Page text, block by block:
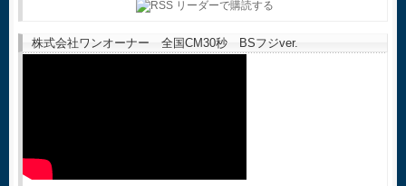
株式会社ワンオーナー 全国CM30秒 BSフジver.